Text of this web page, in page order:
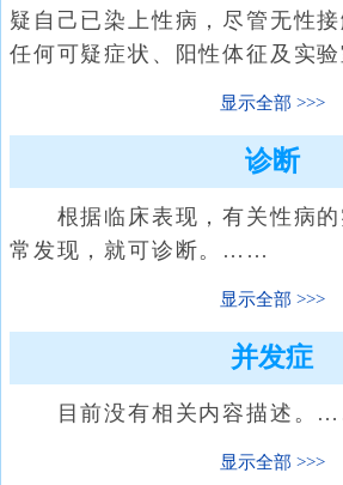
疑自己已染上性病，尽管无性
任何可疑症状、阳性体征及实
显示全部
诊断
根据临床表现，有关性病的
常发现，就可诊断。……
显示全部
并发症
目前没有相关内容描述。
显示全部